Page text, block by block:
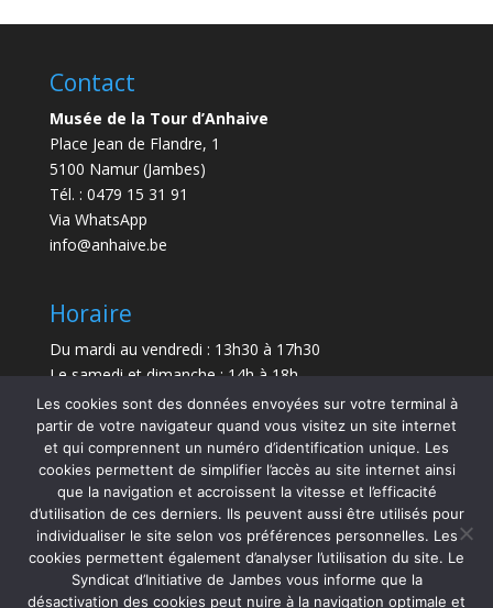
Contact
Musée de la Tour d’Anhaive
Place Jean de Flandre, 1
5100 Namur (Jambes)
Tél. : 0479 15 31 91
Via WhatsApp
info@anhaive.be
Horaire
Du mardi au vendredi : 13h30 à 17h30
Le samedi et dimanche : 14h à 18h
Durée de la visite : entre 30 minutes et 1 h
Le Musée sera exceptionnellement fermé le 21 juillet
et le 15 août 2026.
Les cookies sont des données envoyées sur votre terminal à
partir de votre navigateur quand vous visitez un site internet
et qui comprennent un numéro d’identification unique. Les
cookies permettent de simplifier l’accès au site internet ainsi
que la navigation et accroissent la vitesse et l’efficacité
d’utilisation de ces derniers. Ils peuvent aussi être utilisés pour
individualiser le site selon vos préférences personnelles. Les
cookies permettent également d’analyser l’utilisation du site. Le
Syndicat d’Initiative de Jambes vous informe que la
désactivation des cookies peut nuire à la navigation optimale et